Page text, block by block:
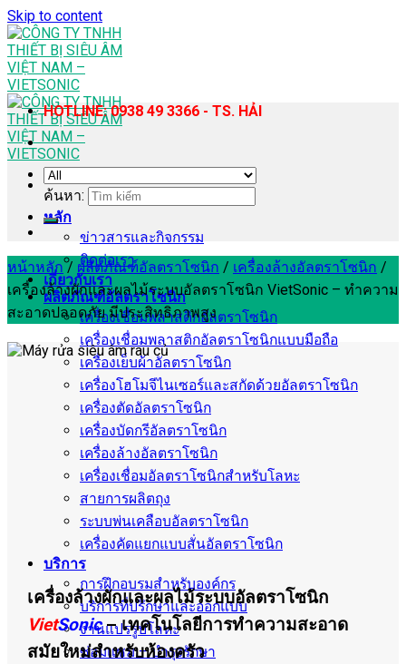
Skip to content
หลัก
ข่าวสารและกิจกรรม
ติดต่อเรา
เกี่ยวกับเรา
ผลิตภัณฑ์อัลตราโซนิก
เครื่องเชื่อมพลาสติกอัลตราโซนิก
เครื่องเชื่อมพลาสติกอัลตราโซนิกแบบมือถือ
เครื่องเย็บผ้าอัลตราโซนิก
เครื่องโฮโมจีไนเซอร์และสกัดด้วยอัลตราโซนิก
เครื่องตัดอัลตราโซนิก
เครื่องบัดกรีอัลตราโซนิก
เครื่องล้างอัลตราโซนิก
เครื่องเชื่อมอัลตราโซนิกสำหรับโลหะ
สายการผลิตถุง
ระบบพ่นเคลือบอัลตราโซนิก
เครื่องคัดแยกแบบสั่นอัลตราโซนิก
บริการ
การฝึกอบรมสำหรับองค์กร
บริการที่ปรึกษาและออกแบบ
งานแปรรูปโลหะ
ซ่อมแซม – บำรุงรักษา
HOTLINE: 0938 49 3366 - TS. HẢI
ค้นหา:
หน้าหลัก / ผลิตภัณฑ์อัลตราโซนิก / เครื่องล้างอัลตราโซนิก /
เครื่องล้างผักและผลไม้ระบบอัลตราโซนิก VietSonic – ทำความ
สะอาดปลอดภัย มีประสิทธิภาพสูง
เครื่องล้างผักและผลไม้ระบบอัลตราโซนิก
VietSonic– เทคโนโลยีการทำความสะอาด
สมัยใหม่สำหรับห้องครัว